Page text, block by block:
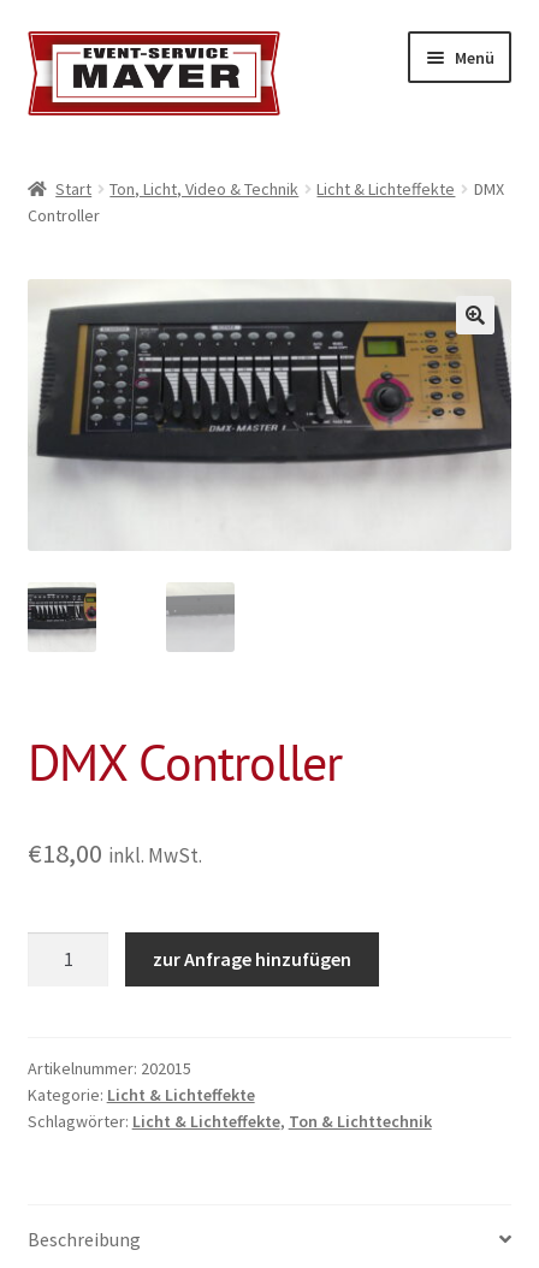
Menü
Event-Service
Standort & Öffnungszeiten
Impressionen
Kontakt & Feedback
Impressum
Start Ton, Licht, Video & Technik Licht & Lichteffekte
DMX
Controller
DMX Controller
€18,00 inkl. MwSt.
zur Anfrage hinzufügen
Artikelnummer: 202015
Kategorie: Licht & Lichteffekte
Schlagwörter: Licht & Lichteffekte, Ton & Lichttechnik
Beschreibung